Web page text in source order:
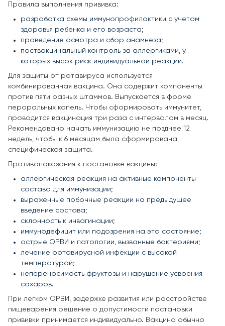
Правила выполнения прививка:
разработка схемы иммунопрофилактики с учетом
здоровья ребенка и его возраста;
проведение осмотра и сбор анамнеза;
поствакцинальный контроль за аллергиками, у
которых высок риск индивидуальной реакции.
Для защиты от ротавируса используется
комбинированная вакцина. Она содержит компоненты
против пяти разных штаммов. Выпускается в форме
пероральных капель. Чтобы сформировать иммунитет,
проводится вакцинация три раза с интервалом в месяц.
Рекомендовано начать иммунизацию не позднее 12
недель, чтобы к 6 месяцам была сформирована
специфическая защита.
Противопоказания к постановке вакцины:
аллергическая реакция на активные компоненты
состава для иммунизации;
выраженные побочные реакции на предыдущее
введение состава;
склонность к инвагинации;
иммунодефицит или подозрения на это состояние;
острые ОРВИ и патологии, вызванные бактериями;
лечение ротавирусной инфекции с высокой
температурой;
непереносимость фруктозы и нарушение усвоения
сахаров.
При легком ОРВИ, задержке развития или расстройстве
пищеварения решение о допустимости постановки
прививки принимается индивидуально. Вакцина обычно